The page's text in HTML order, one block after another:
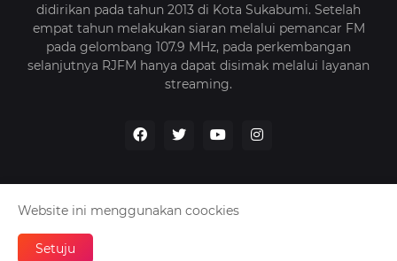
didirikan pada tahun 2013 di Kota Sukabumi. Setelah
empat tahun melakukan siaran melalui pemancar FM
pada gelombang 107.9 MHz, pada perkembangan
selanjutnya RJFM hanya dapat disimak melalui layanan
streaming.
Home Tentang Kami Kebijakan
Website ini menggunakan coockies
Setuju